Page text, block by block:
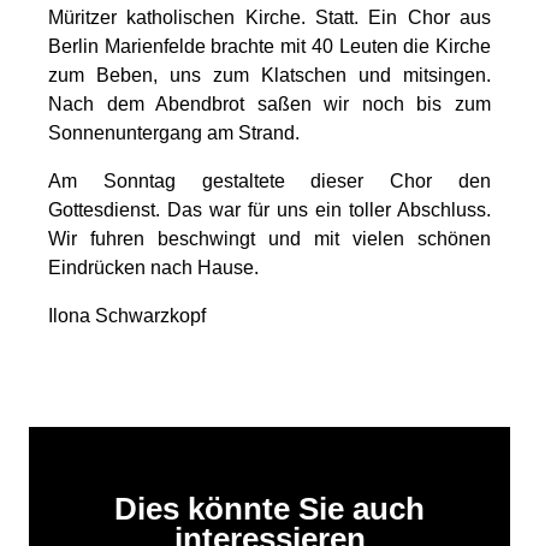
Müritzer katholischen Kirche. Statt. Ein Chor aus
Berlin Marienfelde brachte mit 40 Leuten die Kirche
zum Beben, uns zum Klatschen und mitsingen.
Nach dem Abendbrot saßen wir noch bis zum
Sonnenuntergang am Strand.
Am Sonntag gestaltete dieser Chor den
Gottesdienst. Das war für uns ein toller Abschluss.
Wir fuhren beschwingt und mit vielen schönen
Eindrücken nach Hause.
Ilona Schwarzkopf
Dies könnte Sie auch
interessieren